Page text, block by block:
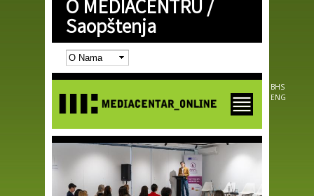
Skip to
main
content
O MEDIACENTRU /
Saopštenja
BHS
ENG